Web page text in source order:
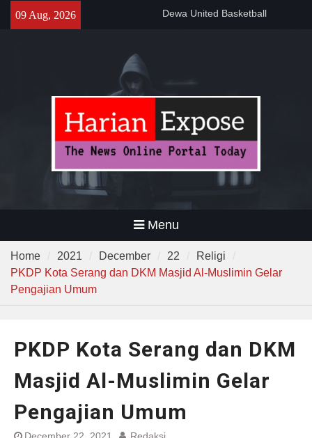
09 Aug, 2026
Gelar Patroli Malam, Personel
Menu
Home 2021 December 22
Religi
PKDP Kota Serang dan DKM Masjid Al-Muslimin Gelar
Pengajian Umum
PKDP Kota Serang dan DKM
Masjid Al-Muslimin Gelar
Pengajian Umum